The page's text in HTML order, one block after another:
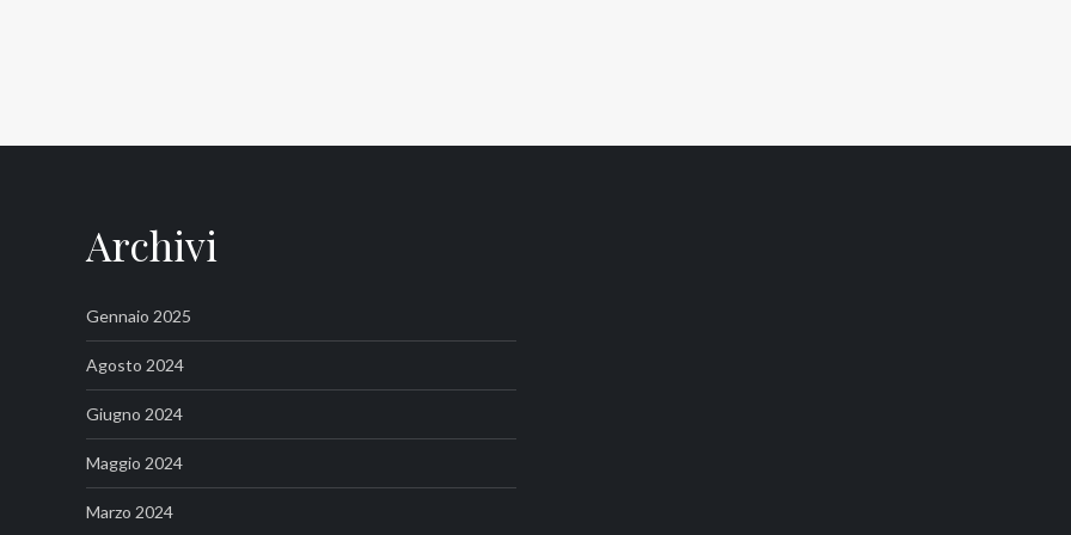
Archivi
Gennaio 2025
Agosto 2024
Giugno 2024
Maggio 2024
Marzo 2024